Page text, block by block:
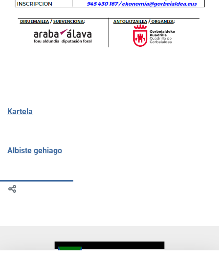
Kartela
Albiste gehiago